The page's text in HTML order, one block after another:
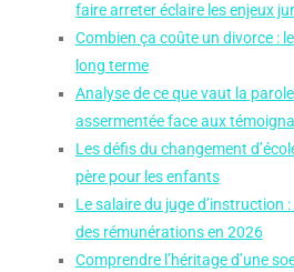
faire arreter éclaire les enjeux
Combien ça coûte un divorce :
long terme
Analyse de ce que vaut la
assermentée face aux
Les défis du changement
père pour les enfants
Le salaire du juge d’instruction
des rémunérations en 2026
Comprendre l’héritage d’une